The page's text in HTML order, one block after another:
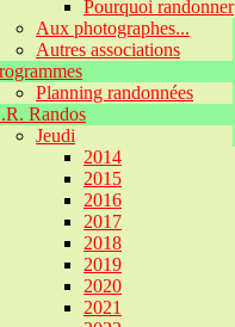
Pourquoi randonner
Aux photographes...
Autres associations
Planning randonnées
Randos
Jeudi
2014
2015
2016
2017
2018
2019
2020
2021